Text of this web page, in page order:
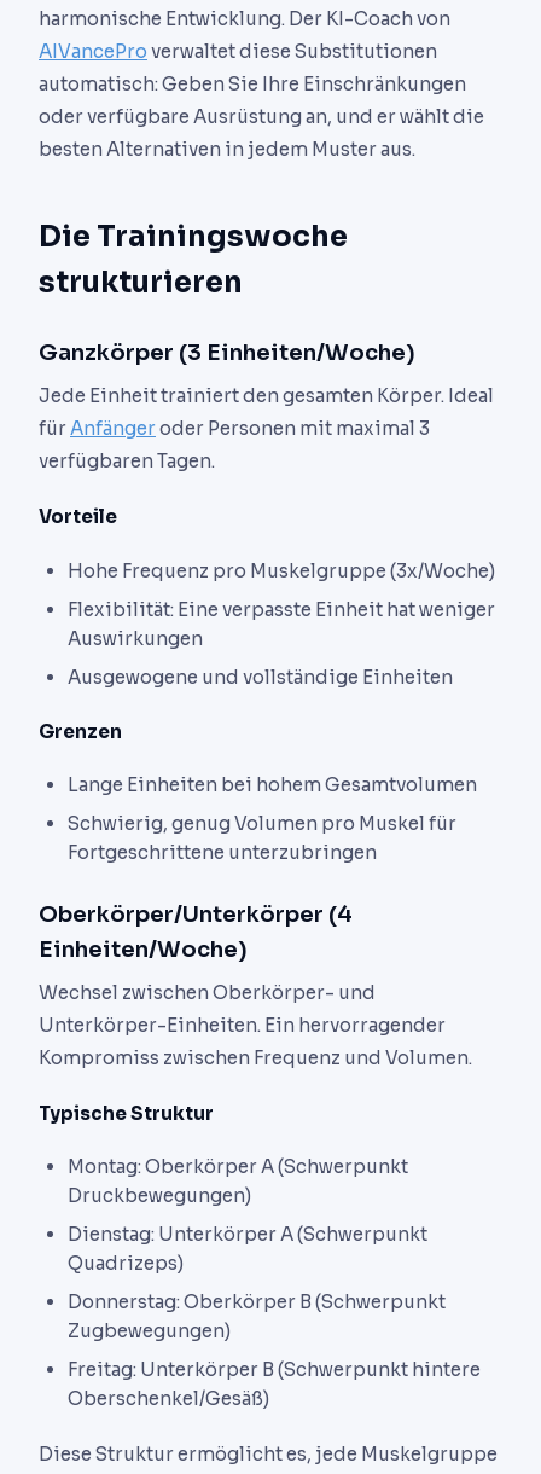
harmonische Entwicklung. Der KI-Coach von
AIVancePro verwaltet diese Substitutionen
automatisch: Geben Sie Ihre Einschränkungen
oder verfügbare Ausrüstung an, und er wählt die
besten Alternativen in jedem Muster aus.
Die Trainingswoche
strukturieren
Ganzkörper (3 Einheiten/Woche)
Jede Einheit trainiert den gesamten Körper. Ideal
fürAnfängeroder Personen mit maximal 3
verfügbaren Tagen.
Vorteile
Hohe Frequenz pro Muskelgruppe (3x/Woche)
Flexibilität: Eine verpasste Einheit hat weniger
Auswirkungen
Ausgewogene und vollständige Einheiten
Grenzen
Lange Einheiten bei hohem Gesamtvolumen
Schwierig, genug Volumen pro Muskel für
Fortgeschrittene unterzubringen
Oberkörper/Unterkörper (4
Einheiten/Woche)
Wechsel zwischen Oberkörper- und
Unterkörper-Einheiten. Ein hervorragender
Kompromiss zwischen Frequenz und Volumen.
Typische Struktur
Montag: Oberkörper A (Schwerpunkt
Druckbewegungen)
Dienstag: Unterkörper A (Schwerpunkt
Quadrizeps)
Donnerstag: Oberkörper B (Schwerpunkt
Zugbewegungen)
Freitag: Unterkörper B (Schwerpunkt hintere
Oberschenkel/Gesäß)
Diese Struktur ermöglicht es, jede Muskelgruppe